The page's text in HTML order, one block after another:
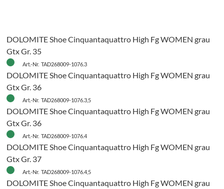
DOLOMITE Shoe Cinquantaquattro High Fg WOMEN grau
Gtx Gr. 35
Art.-Nr. TAD268009-1076.3
DOLOMITE Shoe Cinquantaquattro High Fg WOMEN grau
Gtx Gr. 36
Art.-Nr. TAD268009-1076.3,5
DOLOMITE Shoe Cinquantaquattro High Fg WOMEN grau
Gtx Gr. 36
Art.-Nr. TAD268009-1076.4
DOLOMITE Shoe Cinquantaquattro High Fg WOMEN grau
Gtx Gr. 37
Art.-Nr. TAD268009-1076.4,5
DOLOMITE Shoe Cinquantaquattro High Fg WOMEN grau